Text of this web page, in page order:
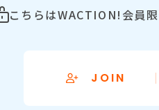
こちらはWACTION!会員
JOIN